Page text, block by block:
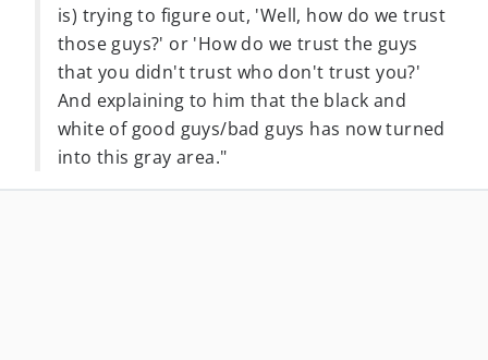
is) trying to figure out, 'Well, how do we trust
those guys?' or 'How do we trust the guys
that you didn't trust who don't trust you?'
And explaining to him that the black and
white of good guys/bad guys has now turned
into this gray area."